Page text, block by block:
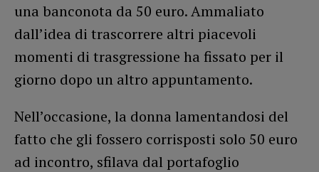
una banconota da 50 euro. Ammaliato
dall’idea di trascorrere altri piacevoli
momenti di trasgressione ha fissato per il
giorno dopo un altro appuntamento.
Nell’occasione, la donna lamentandosi del
fatto che gli fossero corrisposti solo 50 euro
ad incontro, sfilava dal portafoglio